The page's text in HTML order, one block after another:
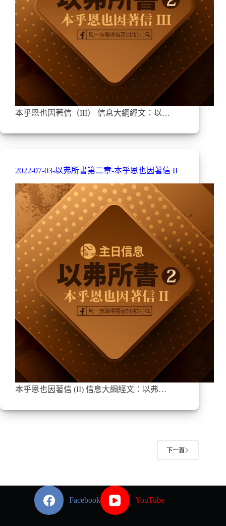
本乎恩也因著信（III） 信息大綱經文：以…
2022-07-03-以弗所書第二章-本乎恩也因著信 II
本乎恩也因著信 (II) 信息大綱經文：以弗…
下一頁
Facebook YouTube